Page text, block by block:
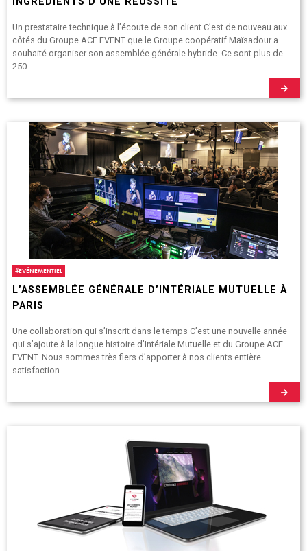
Un prestataire technique à l’écoute de son client C’est de nouveau aux
côtés du Groupe ACE EVENT que le Groupe coopératif Maïsadour a
souhaité organiser son assemblée générale hybride. Ce sont plus de
250 …
#EVÉNEMENTIEL
L’ASSEMBLÉE GÉNÉRALE D’INTÉRIALE MUTUELLE À
PARIS
Une collaboration qui s’inscrit dans le temps C’est une nouvelle année
qui s’ajoute à la longue histoire d’Intériale Mutuelle et du Groupe ACE
EVENT. Nous sommes très fiers d’apporter à nos clients entière
satisfaction …